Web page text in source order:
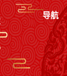
导航